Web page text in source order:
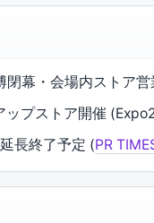
閉幕・会場内ストア
ップストア開催
長終了予定 (PR